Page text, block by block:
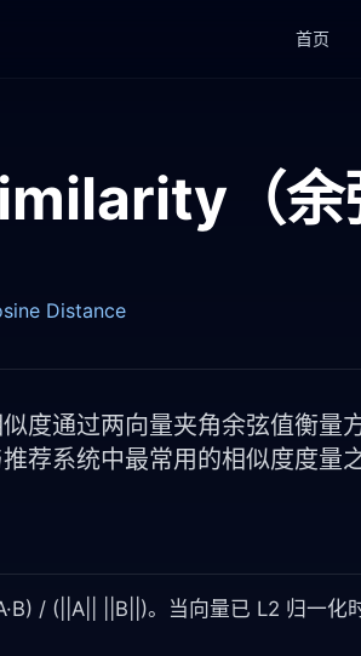
首页
（余
Distance
度通过两向量夹角余弦值衡量
荐系统中最常用的相似度度量之
/ (||A|| ||B||)。当向量已 L2 归一化